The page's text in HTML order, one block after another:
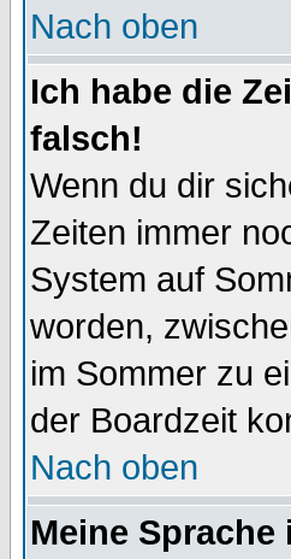
Nach oben
Ich habe die
falsch!
Wenn du dir
Zeiten immer
System auf
worden,
im Sommer zu
der Boardzeit
Nach oben
Meine